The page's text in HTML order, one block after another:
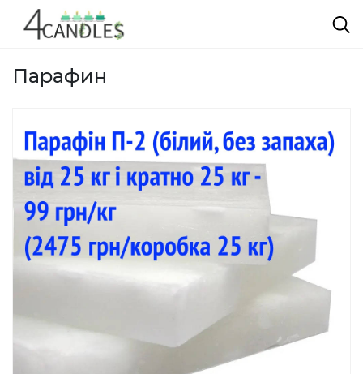
Парафин